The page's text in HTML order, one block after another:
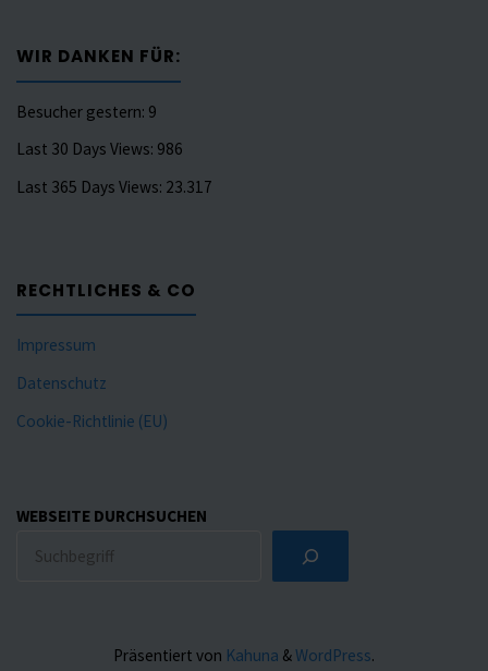
WIR DANKEN FÜR:
Besucher gestern: 9
Last 30 Days Views: 986
Last 365 Days Views: 23.317
RECHTLICHES & CO
Impressum
Datenschutz
Cookie-Richtlinie (EU)
WEBSEITE DURCHSUCHEN
Präsentiert von Kahuna &WordPress.